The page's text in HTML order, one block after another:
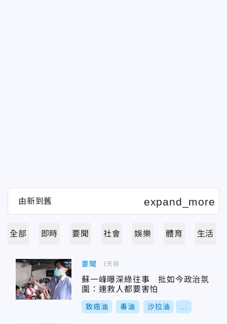
全部 即時 要聞 社會 娛樂 體育 生活
要聞
蘇一峰曝深綠往事 批如今政治氛
圍：連救人都要害怕
致癌油 毒油 沙拉油
1天前